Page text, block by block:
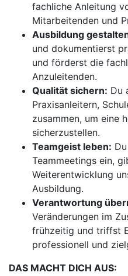
fachliche Anleitung
Mitarbeitenden und
Ausbildung
und dokumentierst
und förderst die
Anzuleitenden.
Qualität sichern: Du
Praxisanleitern,
zusammen, um eine
sicherzustellen.
Teamgeist leben:
Teammeetings ein,
Weiterentwicklung
Ausbildung.
Verantwortung
Veränderungen im
frühzeitig und triffst
professionell und
DAS MACHT DICH AUS: